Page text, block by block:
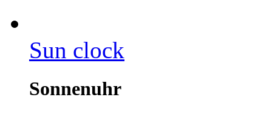
Sun clock
Sonnenuhr